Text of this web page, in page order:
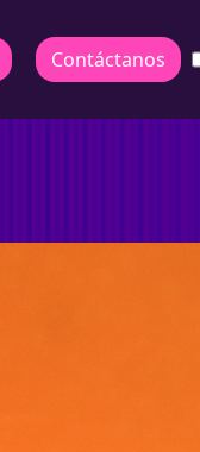
Contáctanos